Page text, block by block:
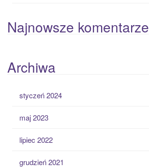
Najnowsze komentarze
Archiwa
styczeń 2024
maj 2023
lipiec 2022
grudzień 2021